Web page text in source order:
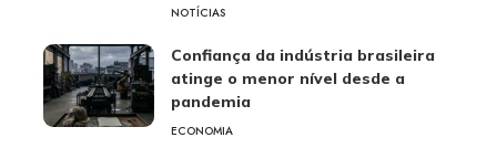
NOTÍCIAS
Confiança da indústria brasileira
atinge o menor nível desde a
pandemia
ECONOMIA